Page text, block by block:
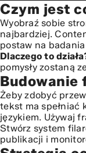
Czym jest
Budowanie
Strategia content
Neuromarketing i
Budowanie
Pivotowanie
Czym jest
Wyobraź sobie
najbardziej.
postaw na
Dlaczego to
pomysły zostaną
Budowanie
Żeby zdobyć
tekst ma spełniać
językiem. Używaj
Stwórz system
publikacji i